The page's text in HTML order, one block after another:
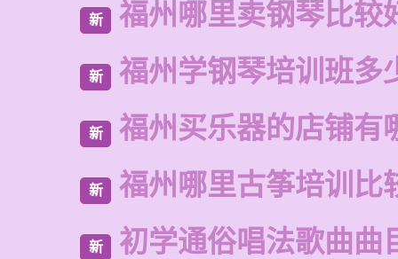
新 福州哪里卖钢琴比较
新 福州学钢琴培训班多
新 福州买乐器的店铺有
新 福州哪里古筝培训比
新 初学通俗唱法歌曲曲